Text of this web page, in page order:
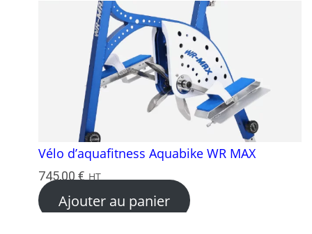
Vélo d’aquafitness Aquabike WR MAX
745,00 € HT
Ajouter au panier